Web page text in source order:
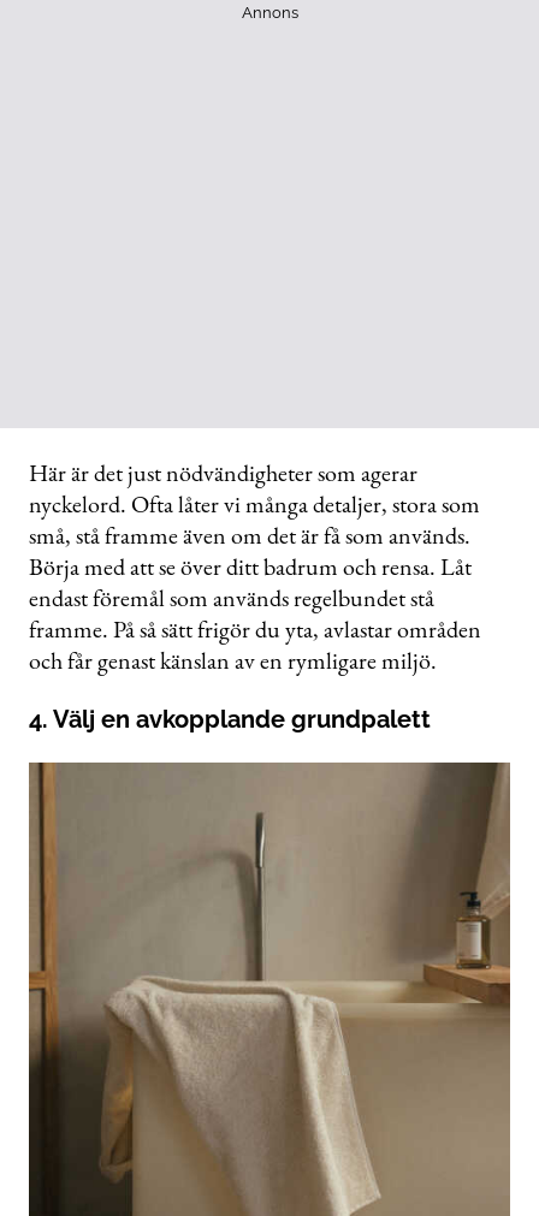
Annons
Här är det just nödvändigheter som agerar
nyckelord. Ofta låter vi många detaljer, stora som
små, stå framme även om det är få som används.
Börja med att se över ditt badrum och rensa. Låt
endast föremål som används regelbundet stå
framme. På så sätt frigör du yta, avlastar områden
och får genast känslan av en rymligare miljö.
4. Välj en avkopplande grundpalett